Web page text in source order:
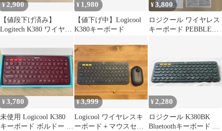
¥2,900
【値段下げ済み】
Logitech K380 ワイヤレ
¥ 1,980
【値下げ中】Logicool
K380キーボード
¥3,800
ロジクール ワイヤレス
キーボード PEBBLE
¥3,780
未使用 Logicool K380
キーボード ボルドー 日
¥3,999
Logicool ワイヤレスキ
ーボード＋マウスセッ
¥ 2,280
ロジクール K380BK
Bluetoothキーボード ブ